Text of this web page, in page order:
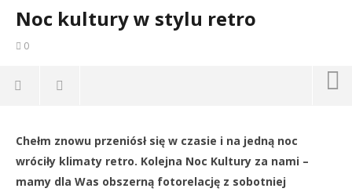
Noc kultury w stylu retro
0
Noc kultury w stylu retro
sierpnia
Chełm znowu przeniósł się w czasie i na jedną noc
wróciły klimaty retro. Kolejna Noc Kultury za nami –
mamy dla Was obszerną fotorelację z sobotniej